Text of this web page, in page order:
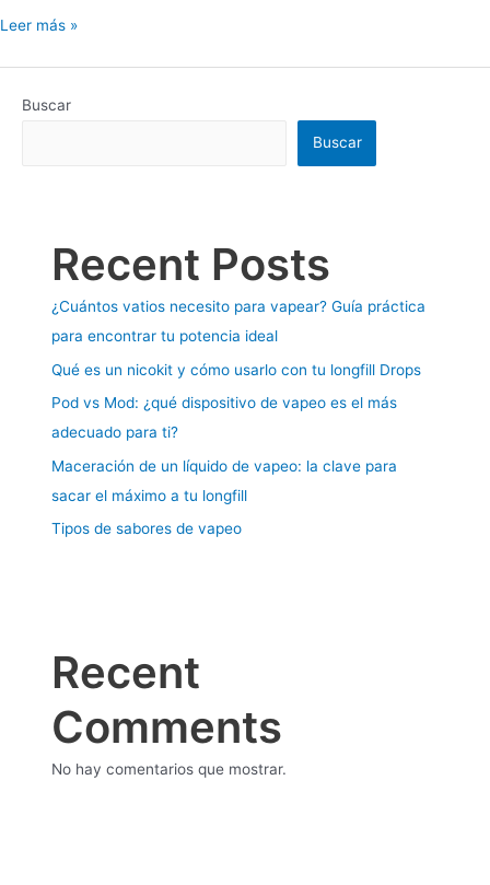
Leer más »
Buscar
Buscar
Recent Posts
¿Cuántos vatios necesito para vapear? Guía práctica
para encontrar tu potencia ideal
Qué es un nicokit y cómo usarlo con tu longfill Drops
Pod vs Mod: ¿qué dispositivo de vapeo es el más
adecuado para ti?
Maceración de un líquido de vapeo: la clave para
sacar el máximo a tu longfill
Tipos de sabores de vapeo
Recent
Comments
No hay comentarios que mostrar.